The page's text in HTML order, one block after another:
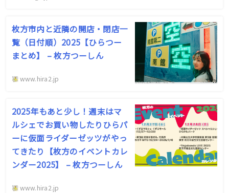
枚方市内と近隣の開店・閉店一
覧（日付順）2025【ひらつー
まとめ】 – 枚方つーしん
www.hira2.jp
2025年もあと少し！週末はマ
ルシェでお買い物したりひらパ
ーに仮面ライダーゼッツがやっ
てきたり【枚方のイベントカレ
ンダー2025】 – 枚方つーしん
www.hira2.jp